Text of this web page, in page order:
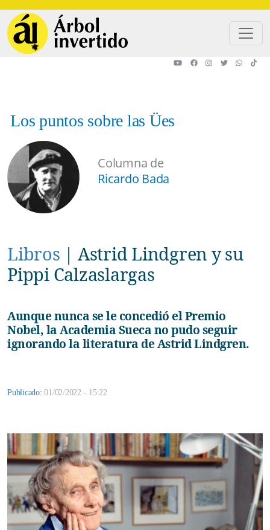
Los puntos sobre las Ües
Columna de
Ricardo Bada
Libros | Astrid Lindgren y su
Pippi Calzaslargas
Aunque nunca se le concedió el Premio
Nobel, la Academia Sueca no pudo seguir
ignorando la literatura de Astrid Lindgren.
Publicado:01/02/2022 - 15:22